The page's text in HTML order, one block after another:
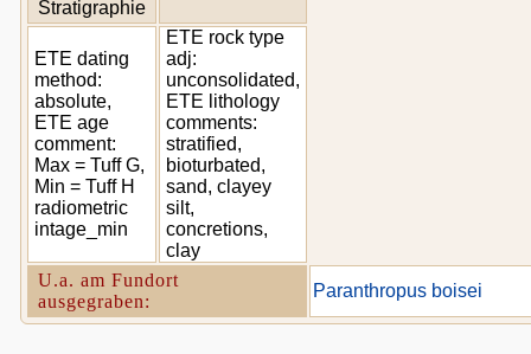
Stratigraphie
ETE dating
method:
absolute,
ETE age
comment:
Max = Tuff G,
Min = Tuff H
radiometric
intage_min
ETE rock type
adj:
unconsolidated,
ETE lithology
comments:
stratified,
bioturbated,
sand, clayey
silt,
concretions,
clay
U.a. am Fundort
ausgegraben:
Paranthropus boisei